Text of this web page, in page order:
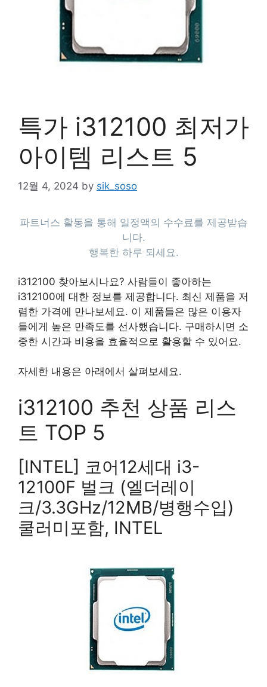
특가 i312100 최저가
아이템 리스트 5
12월 4, 2024 by sik_soso
파트너스 활동을 통해 일정액의 수수료를 제공받습
니다.
행복한 하루 되세요.
i312100 찾아보시나요? 사람들이 좋아하는
i312100에 대한 정보를 제공합니다. 최신 제품을 저
렴한 가격에 만나보세요. 이 제품들은 많은 이용자
들에게 높은 만족도를 선사했습니다. 구매하시면 소
중한 시간과 비용을 효율적으로 활용할 수 있어요.
자세한 내용은 아래에서 살펴보세요.
i312100 추천 상품 리스
트 TOP 5
[INTEL] 코어12세대 i3-
12100F 벌크 (엘더레이
크/3.3GHz/12MB/병행수입)
쿨러미포함, INTEL